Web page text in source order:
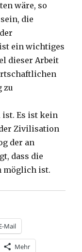
wäre, so
die
ein wichtiges
dieser Arbeit
zu
ist. Es ist kein
Zivilisation
der an
dass die
möglich ist.
Mail
Mehr